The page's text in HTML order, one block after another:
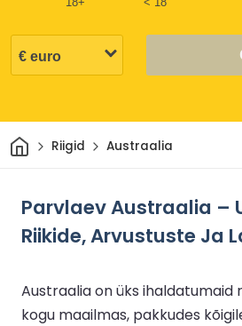
Avaleht
Riigid Austraalia
Parvlaev Austraalia –
Riikide, Arvustuste Ja
Austraalia on üks ihaldatumaid
kogu maailmas, pakkudes